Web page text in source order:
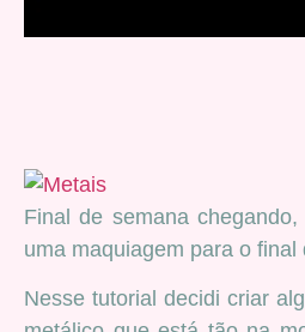
Final de semana
uma maquiagem para o final
Nesse tutorial decidi criar